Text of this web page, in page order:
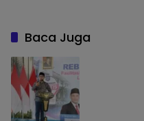
Baca Juga